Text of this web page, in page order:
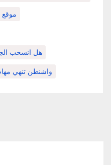
موقع
هل انسحب
واشنطن تنهي